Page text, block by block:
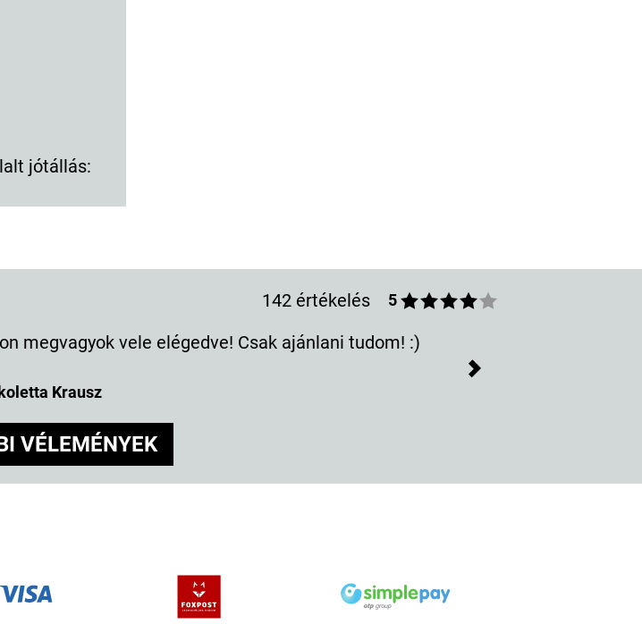
jótállás:
142 értékelés 5
megvagyok vele elégedve! Csak ajánlani tudom! :)
Krausz
Next
VÉLEMÉNYEK